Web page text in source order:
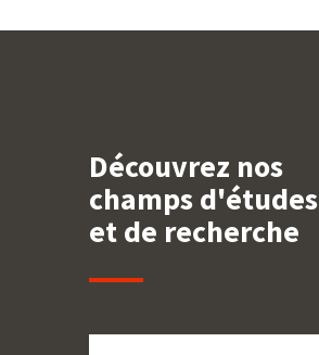
Découvrez nos
champs d'études
et de recherche